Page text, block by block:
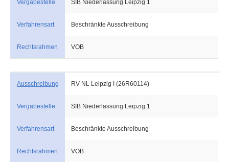
Vergabestelle SIB Niederlassung Leipzig 1
Verfahrensart Beschränkte Ausschreibung
Rechtsrahmen VOB
Ausschreibung RV NL Leipzig I (26R60114)
Vergabestelle SIB Niederlassung Leipzig 1
Verfahrensart Beschränkte Ausschreibung
Rechtsrahmen VOB